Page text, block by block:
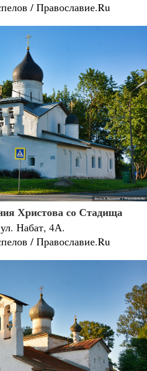
/ Православие.Ru
Христова со Стадища
Набат, 4А.
/ Православие.Ru